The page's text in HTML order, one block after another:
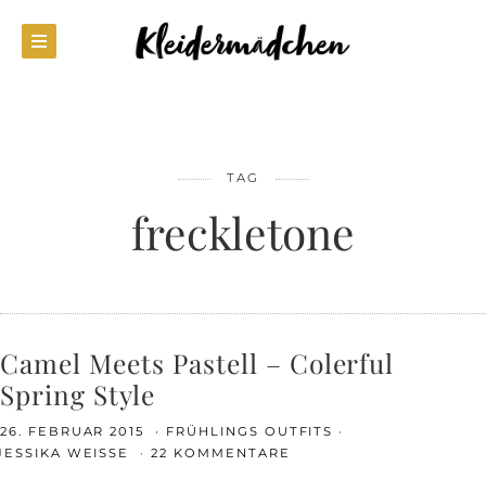
TAG
freckletone
Camel Meets Pastell – Colerful
Spring Style
26. FEBRUAR 2015
FRÜHLINGS OUTFITS
WEISSE
22 KOMMENTARE